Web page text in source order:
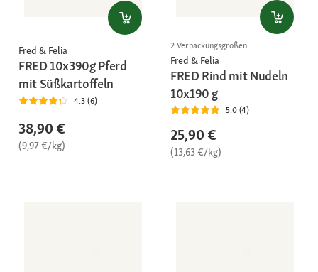
Fred & Felia
FRED 10x390g Pferd
mit Süßkartoffeln
4.3 (6)
38,90 €
(9,97 €/kg)
2 Verpackungsgrößen
Fred & Felia
FRED Rind mit Nudeln
10x190 g
5.0 (4)
25,90 €
(13,63 €/kg)